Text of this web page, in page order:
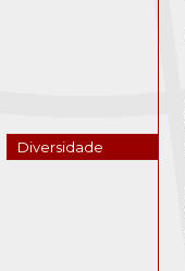
Diversidade